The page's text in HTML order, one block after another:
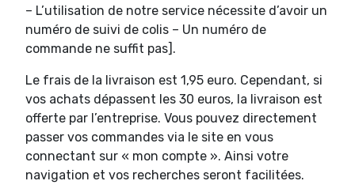
– L’utilisation de notre service nécessite d’avoir un
numéro de suivi de colis – Un numéro de
commande ne suffit pas].
Le frais de la livraison est 1,95 euro. Cependant, si
vos achats dépassent les 30 euros, la livraison est
offerte par l’entreprise. Vous pouvez directement
passer vos commandes via le site en vous
connectant sur « mon compte ». Ainsi votre
navigation et vos recherches seront facilitées.